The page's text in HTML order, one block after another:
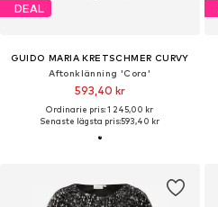
DEAL
GUIDO MARIA KRETSCHMER CURVY
Aftonklänning 'Cora'
593,40 kr
Ordinarie pris: 1 245,00 kr
Senaste lägsta pris:593,40 kr